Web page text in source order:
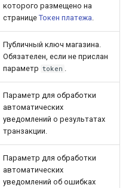
которого размещено на
странице Токен платежа
Публичный ключ магазина.
Обязателен, если не прислан
параметр token
Параметр для обработки
автоматических
уведомлений о результатах
транзакции.
Параметр для обработки
автоматических
уведомлений об ошибках